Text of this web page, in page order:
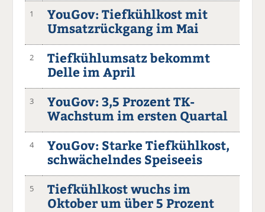
1
YouGov: Tiefkühlkost mit
Umsatzrückgang im Mai
2
Tiefkühlumsatz bekommt
Delle im April
3
YouGov: 3,5 Prozent TK-
Wachstum im ersten Quartal
4
YouGov: Starke Tiefkühlkost,
schwächelndes Speiseeis
5
Tiefkühlkost wuchs im
Oktober um über 5 Prozent